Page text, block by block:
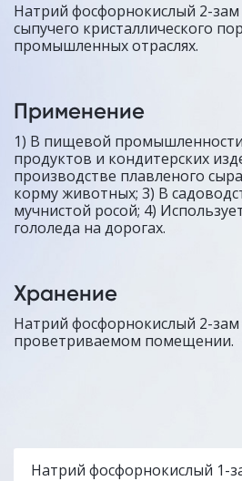
Натрий фосфорнокислый 2-
сыпучего кристаллического
промышленных отраслях.
Применение
1) В пищевой
продуктов и кондитерских
производстве плавленого
корму животных; 3) В
мучнистой росой; 4)
гололеда на дорогах.
Хранение
Натрий фосфорнокислый 2-
проветриваемом помещении.
Натрий фосфорнокислый 1-